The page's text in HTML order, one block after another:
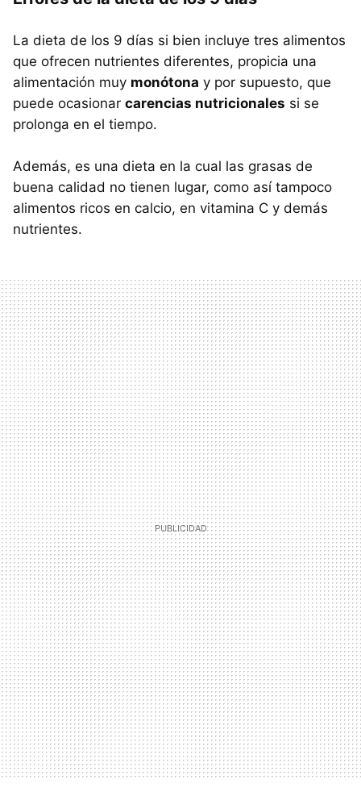
La dieta de los 9 días si bien incluye tres alimentos
que ofrecen nutrientes diferentes, propicia una
alimentación muy monótona y por supuesto, que
puede ocasionar carencias nutricionales si se
prolonga en el tiempo.
Además, es una dieta en la cual las grasas de
buena calidad no tienen lugar, como así tampoco
alimentos ricos en calcio, en vitamina C y demás
nutrientes.